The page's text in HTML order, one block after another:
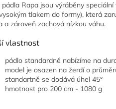
pádla Rapa jsou výráběny
tlakem do formy), která
a zároveň zachová nízkou váhu.
vlastnost
pádlo standardně nabízíme na
model je osazen na žerdí o
standartně se dodává úhel 45°
hmotnost pro 200 cm - 1080 g